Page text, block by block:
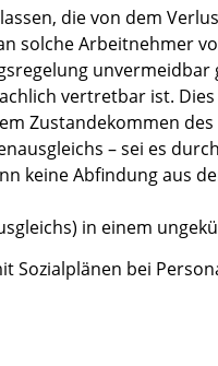
die von dem
solche Arbeitnehmer
vertretbar ist.
Zustandekommen
– sei es
keine Abfindung aus
in einem
bei